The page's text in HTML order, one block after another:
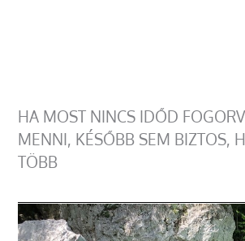
HA MOST NINCS IDŐD
MENNI, KÉSŐBB SEM BIZTOS,
TÖBB